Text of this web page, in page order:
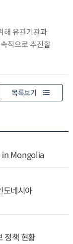
해 유관기관과
적으로 추진할
목록보기
Mongolia
도네시아
정책 현황